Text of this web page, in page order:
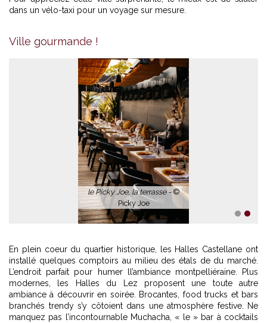
dans un vélo-taxi pour un voyage sur mesure.
Ville gourmande !
le Picky Joe, la terrasse - ©
Picky Joe
En plein coeur du quartier historique, les Halles Castellane ont
installé quelques comptoirs au milieu des étals de du marché.
L’endroit parfait pour humer ll’ambiance montpelliéraine. Plus
modernes, les Halles du Lez proposent une toute autre
ambiance à découvrir en soirée. Brocantes, food trucks et bars
branchés trendy s’y côtoient dans une atmosphère festive. Ne
manquez pas l’incontournable Muchacha, « le » bar à cocktails